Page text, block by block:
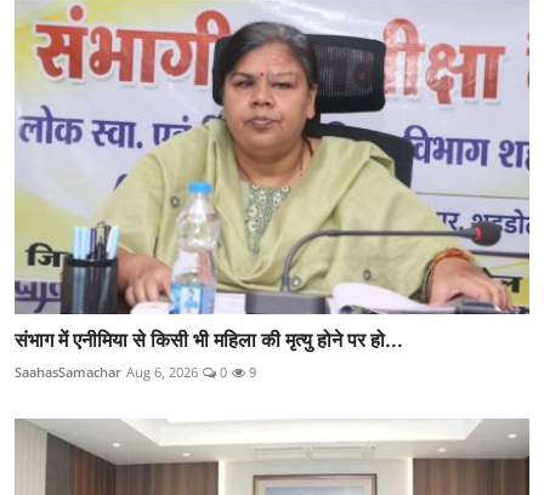
संभाग में एनीमिया से किसी भी महिला की मृत्यु होने पर हो...
SaahasSamachar Aug 6, 2026 0 9